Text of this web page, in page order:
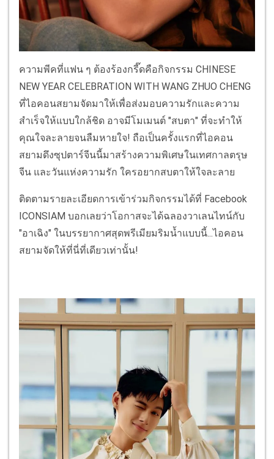
ความพีคที่แฟน ๆ ต้องร้องกรี๊ดคือกิจกรรม CHINESE
NEW YEAR CELEBRATION WITH WANG ZHUO CHENG
ที่ไอคอนสยามจัดมาให้เพื่อส่งมอบความรักและความ
สำเร็จให้แบบใกล้ชิด อาจมีโมเมนต์ "สบตา" ที่จะทำให้
คุณใจละลายจนลืมหายใจ! ถือเป็นครั้งแรกที่ไอคอน
สยามดึงซุปตาร์จีนนี้มาสร้างความพิเศษในเทศกาลตรุษ
จีน และวันแห่งความรัก ใครอยากสบตาให้ใจละลาย
ติดตามรายละเอียดการเข้าร่วมกิจกรรมได้ที่ Facebook
ICONSIAM บอกเลยว่าโอกาสจะได้ฉลองวาเลนไทน์กับ
"อาเฉิง" ในบรรยากาศสุดพรีเมียมริมน้ำแบบนี้...ไอคอน
สยามจัดให้ที่นี่ที่เดียวเท่านั้น!